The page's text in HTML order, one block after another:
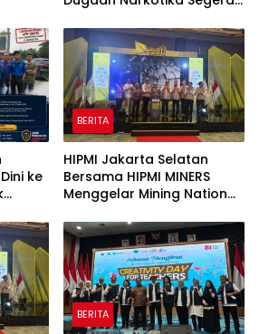
ke
BERITA
HIPMI Jakarta Selatan
Bersama HIPMI MINERS
Menggelar Mining Nation
Indah Golf Jakarta
BERITA